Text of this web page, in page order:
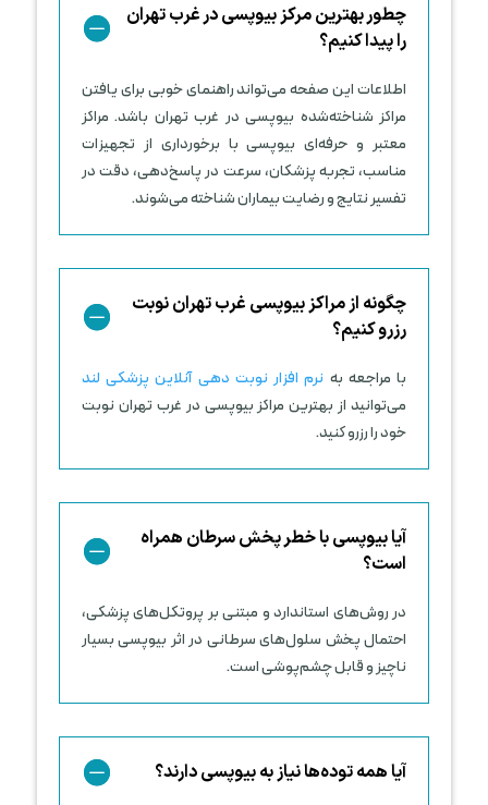
چطور بهترین مرکز بیوپسی در غرب تهران
را پیدا کنیم؟
اطلاعات این صفحه می‌تواند راهنمای خوبی برای یافتن
مراکز شناخته‌شده بیوپسی در غرب تهران باشد. مراکز
معتبر و حرفه‌ای بیوپسی با برخورداری از تجهیزات
مناسب، تجربه پزشکان، سرعت در پاسخ‌دهی، دقت در
تفسیر نتایج و رضایت بیماران شناخته می‌شوند.
چگونه از مراکز بیوپسی غرب تهران نوبت
رزرو کنیم؟
با مراجعه به نرم افزار نوبت دهی آنلاین پزشکی لند
می‌توانید از بهترین مراکز بیوپسی در غرب تهران نوبت
خود را رزرو کنید.
آیا بیوپسی با خطر پخش سرطان همراه
است؟
در روش‌های استاندارد و مبتنی بر پروتکل‌های پزشکی،
احتمال پخش سلول‌های سرطانی در اثر بیوپسی بسیار
ناچیز و قابل چشم‌پوشی است.
آیا همه توده‌ها نیاز به بیوپسی دارند؟